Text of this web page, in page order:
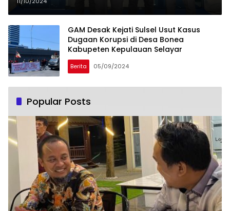
GAM Desak Kejati Sulsel Usut Kasus
Dugaan Korupsi di Desa Bonea
Kabupeten Kepulauan Selayar
Berita 05/09/2024
Popular Posts